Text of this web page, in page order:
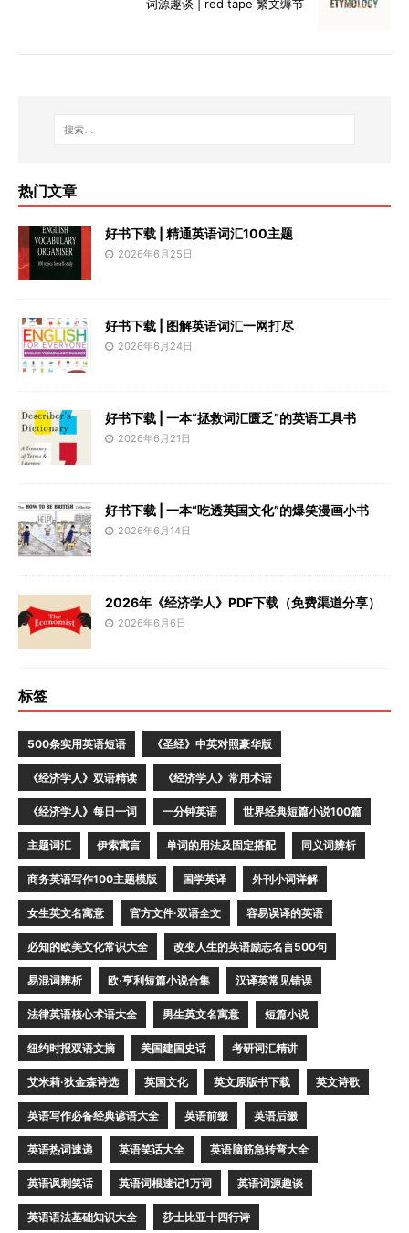
词源趣谈 | red tape 繁文缛节
热门文章
好书下载 | 精通英语词汇100主题
2026年6月25日
好书下载 | 图解英语词汇一网打尽
2026年6月24日
好书下载 | 一本“拯救词汇匮乏”的英语工具书
2026年6月21日
好书下载 | 一本“吃透英国文化”的爆笑漫画小书
2026年6月14日
2026年《经济学人》PDF下载（免费渠道分享）
2026年6月6日
标签
500条实用英语短语 《圣经》中英对照豪华版
《经济学人》双语精读 《经济学人》常用术语
《经济学人》每日一词 一分钟英语 世界经典短篇小说100篇
主题词汇 伊索寓言 单词的用法及固定搭配 同义词辨析
商务英语写作100主题模版 国学英译 外刊小词详解
女生英文名寓意 官方文件·双语全文 容易误译的英语
必知的欧美文化常识大全 改变人生的英语励志名言500句
易混词辨析 欧·亨利短篇小说合集 汉译英常见错误
法律英语核心术语大全 男生英文名寓意 短篇小说
纽约时报双语文摘 美国建国史话 考研词汇精讲
艾米莉·狄金森诗选 英国文化 英文原版书下载 英文诗歌
英语写作必备经典谚语大全 英语前缀 英语后缀
英语热词速递 英语笑话大全 英语脑筋急转弯大全
英语讽刺笑话 英语词根速记1万词 英语词源趣谈
英语语法基础知识大全 莎士比亚十四行诗